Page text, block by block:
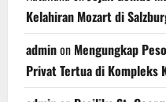
Kelahiran Mozart di
adminon Mengungkap
Privat Tertua di Kompleks